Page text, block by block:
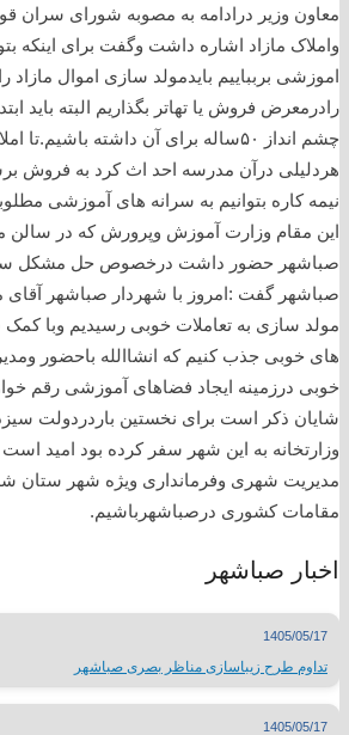
معاون وزیر درادامه به مصوبه شورای سران
واملاک مازاد اشاره داشت وگفت برای اینکه
اموزشی بربباییم بایدمولد سازی اموال مازاد
رادرمعرض فروش یا تهاتر بگذاریم البته باید
چشم انداز ۵۰ساله برای آن داشته
هردلیلی درآن مدرسه احد اث کرد به فروش
نیمه کاره بتوانیم به سرانه های آموزشی
این مقام وزارت آموزش وپرورش که در سالن
صباشهر حضور داشت درخصوص حل مشکل
صباشهر گفت :امروز با شهردار صباشهر
مولد سازی به تعاملات خوبی رسیدیم‌ وبا کمک
های خوبی جذب کنیم که انشاالله باحضور
خوبی درزمینه ایجاد فضاهای آموزشی رقم
شایان ذکر است برای نخستین باردردولت
وزارتخانه به این شهر سفر کرده بود امید
مدیریت شهری وفرمانداری ویژه شهر ستان
مقامات کشوری درصباشهرباشیم.
اخبار صباشهر
1405/05/17
تداوم طرح زیباسازی مناظر بصری صباشهر
1405/05/17